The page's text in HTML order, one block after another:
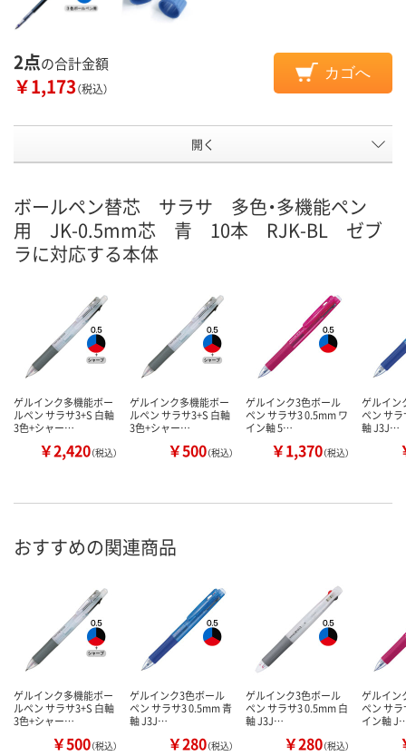
2点の合計金額
￥1,173（税込）
カゴへ
開く
ボールペン替芯 サラサ 多色・多機能ペン
用 JK-0.5mm芯 青 10本 RJK-BL ゼブ
ラに対応する本体
ゲルインク多機能ボー
ルペン サラサ3+S 白軸
3色+シャー…
￥2,420（税込）
ゲルインク多機能ボー
ルペン サラサ3+S 白軸
3色+シャー…
￥500（税込）
ゲルインク3色ボール
ペン サラサ3 0.5mm ワ
イン軸 5…
￥1,370（税込）
ゲルイン
ペン サ
軸 J3J…
おすすめの関連商品
ゲルインク多機能ボー
ルペン サラサ3+S 白軸
3色+シャー…
￥500（税込）
ゲルインク3色ボール
ペン サラサ3 0.5mm 青
軸 J3J…
￥280（税込）
ゲルインク3色ボール
ペン サラサ3 0.5mm 白
軸 J3J…
￥280（税込）
ゲルイン
ペン サ
イン軸